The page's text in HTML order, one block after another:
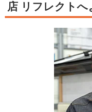
店 リフレクトへ